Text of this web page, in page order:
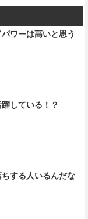
ワーは高いと思う
している！？
ちする人いるんだな